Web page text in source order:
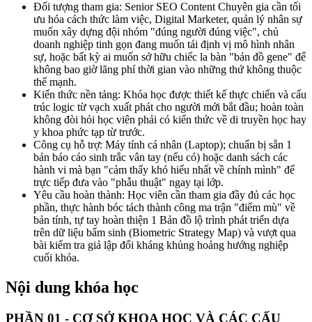
Đối tượng tham gia: Senior SEO Content Chuyên gia cần tối
ưu hóa cách thức làm việc, Digital Marketer, quản lý nhân sự
muốn xây dựng đội nhóm "đúng người đúng việc", chủ
doanh nghiệp tinh gọn đang muốn tái định vị mô hình nhân
sự, hoặc bất kỳ ai muốn sở hữu chiếc la bàn "bản đồ gene" để
không bao giờ lãng phí thời gian vào những thứ không thuộc
thế mạnh.
Kiến thức nền tảng: Khóa học được thiết kế thực chiến và cấu
trúc logic từ vạch xuất phát cho người mới bắt đầu; hoàn toàn
không đòi hỏi học viên phải có kiến thức về di truyền học hay
y khoa phức tạp từ trước.
Công cụ hỗ trợ: Máy tính cá nhân (Laptop); chuẩn bị sẵn 1
bản báo cáo sinh trắc vân tay (nếu có) hoặc danh sách các
hành vi mà bạn "cảm thấy khó hiểu nhất về chính mình" để
trực tiếp đưa vào "phẫu thuật" ngay tại lớp.
Yêu cầu hoàn thành: Học viên cần tham gia đầy đủ các học
phần, thực hành bóc tách thành công ma trận "điểm mù" về
bản tính, tự tay hoàn thiện 1 Bản đồ lộ trình phát triển dựa
trên dữ liệu bẩm sinh (Biometric Strategy Map) và vượt qua
bài kiểm tra giả lập đối kháng khủng hoảng hướng nghiệp
cuối khóa.
Nội dung khóa học
PHẦN 01 - CƠ SỞ KHOA HỌC VÀ CÁC CẤU